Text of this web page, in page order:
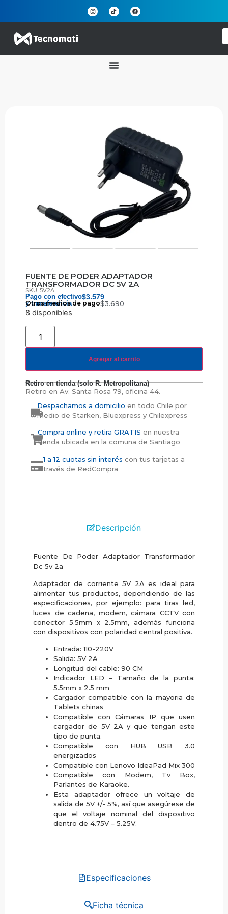
FUENTE DE PODER ADAPTADOR
TRANSFORMADOR DC 5V 2A
SKU: 5V2A
Pago con efectivo
y transferencia
$3.579
Otros medios de pago$3.690
8 disponibles
Agregar al carrito
Retiro en tienda (solo R. Metropolitana)
Retiro en Av. Santa Rosa 79, oficina 44.
Despachamos a domicilio en todo Chile por
medio de Starken, Bluexpress y Chilexpress
Compra online y retira GRATIS en nuestra
tienda ubicada en la comuna de Santiago
1 a 12 cuotas sin interés con tus tarjetas a
través de RedCompra
Descripción
Especificaciones
Ficha técnica
Fuente De Poder Adaptador Transformador
Dc 5v 2a
Adaptador de corriente 5V 2A es ideal para
alimentar tus productos, dependiendo de las
especificaciones, por ejemplo: para tiras led,
luces de cadena, modem, cámara CCTV con
conector 5.5mm x 2.5mm, además funciona
con dispositivos con polaridad central positiva.
Entrada: 110-220V
Salida: 5V 2A
Longitud del cable: 90 CM
Indicador LED – Tamaño de la punta:
5.5mm x 2.5 mm
Cargador compatible con la mayoria de
Tablets chinas
Compatible con Cámaras IP que usen
cargador de 5V 2A y que tengan este
tipo de punta.
Compatible con HUB USB 3.0
energizados
Compatible con Lenovo IdeaPad Mix 300
Compatible con Modem, Tv Box,
Parlantes de Karaoke.
Esta adaptador ofrece un voltaje de
salida de 5V +/- 5%, así que asegúrese de
que el voltaje nominal del dispositivo
dentro de 4.75V – 5.25V.